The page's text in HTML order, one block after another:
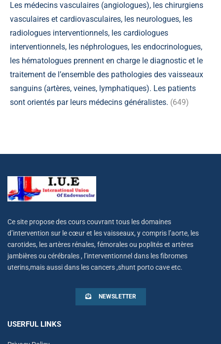
Les médecins vasculaires (angiologues), les chirurgiens
vasculaires et cardiovasculaires, les neurologues, les
radiologues interventionnels, les cardiologues
interventionnels, les néphrologues, les endocrinologues,
les hématologues prennent en charge le diagnostic et le
traitement de l’ensemble des pathologies des vaisseaux
sanguins (artères, veines, lymphatiques). Les patients
sont orientés par leurs médecins généralistes. (649)
Ce site propose des cours couvrant tous les domaines
d’intervention sur le cœur et les vaisseaux, y compris l’aorte, les
carotides, les artères rénales, fémorales ou poplités et artères
jambières ou cérébrales , l’interventionnel dans les fibromes
uterins,mais aussi dans les cancers ,shunt porto cave etc.
NEWSLETTER
USERFUL LINKS